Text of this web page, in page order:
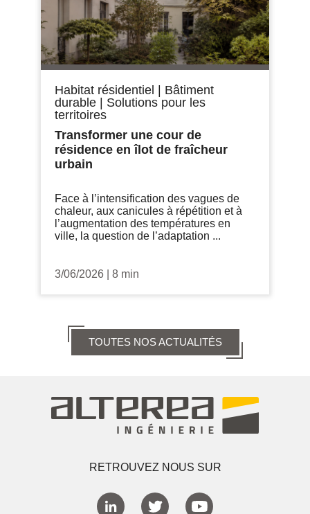
Habitat résidentiel
Bâtiment
durable
Solutions pour les
territoires
Transformer une cour de
résidence en îlot de fraîcheur
urbain
Face à l’intensification des vagues de
chaleur, aux canicules à répétition et à
l’augmentation des températures en
ville, la question de l’adaptation ...
3/06/2026 8 min
TOUTES NOS ACTUALITÉS
RETROUVEZ NOUS SUR